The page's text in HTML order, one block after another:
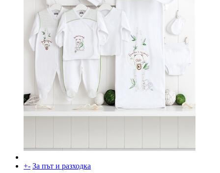
+- За път и разходка